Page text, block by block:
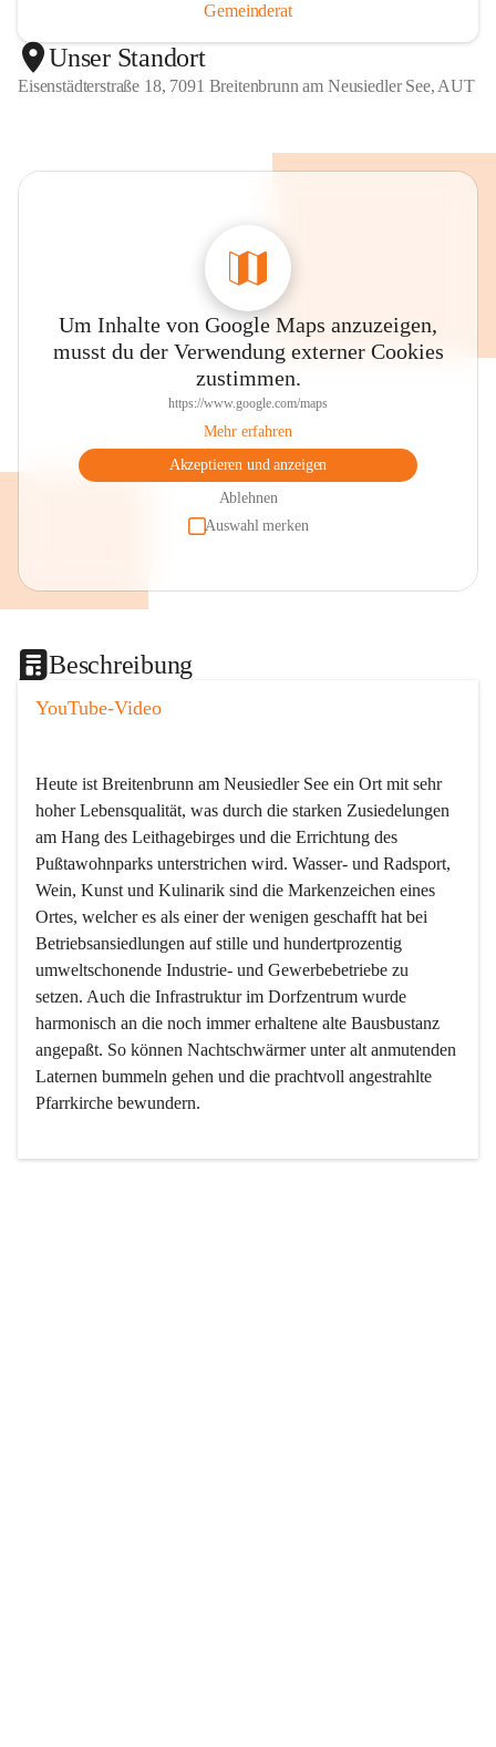
Gemeinderat
Unser Standort
Eisenstädterstraße 18, 7091 Breitenbrunn am Neusiedler See, AUT
Um Inhalte von Google Maps anzuzeigen,
musst du der Verwendung externer Cookies
zustimmen.
https://www.google.com/maps
Mehr erfahren
Akzeptieren und anzeigen
Ablehnen
Auswahl merken
Beschreibung
YouTube-Video
Heute ist Breitenbrunn am Neusiedler See ein Ort mit sehr
hoher Lebensqualität, was durch die starken Zusiedelungen
am Hang des Leithagebirges und die Errichtung des
Pußtawohnparks unterstrichen wird. Wasser- und Radsport,
Wein, Kunst und Kulinarik sind die Markenzeichen eines
Ortes, welcher es als einer der wenigen geschafft hat bei
Betriebsansiedlungen auf stille und hundertprozentig
umweltschonende Industrie- und Gewerbebetriebe zu
setzen. Auch die Infrastruktur im Dorfzentrum wurde
harmonisch an die noch immer erhaltene alte Bausbustanz
angepaßt. So können Nachtschwärmer unter alt anmutenden
Laternen bummeln gehen und die prachtvoll angestrahlte
Pfarrkirche bewundern.
Der Weinbau dominert heute nicht mehr, ist aber integrativer